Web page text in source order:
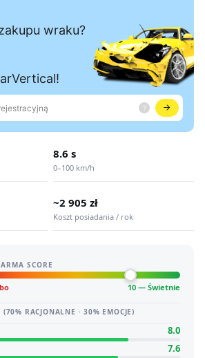
8.6 s
0–100 km/h
~2 905 zł
Koszt posiadania / rok
SCORE
10 — Świetnie
RACJONALNE · 30% EMOCJE)
8.0
7.6